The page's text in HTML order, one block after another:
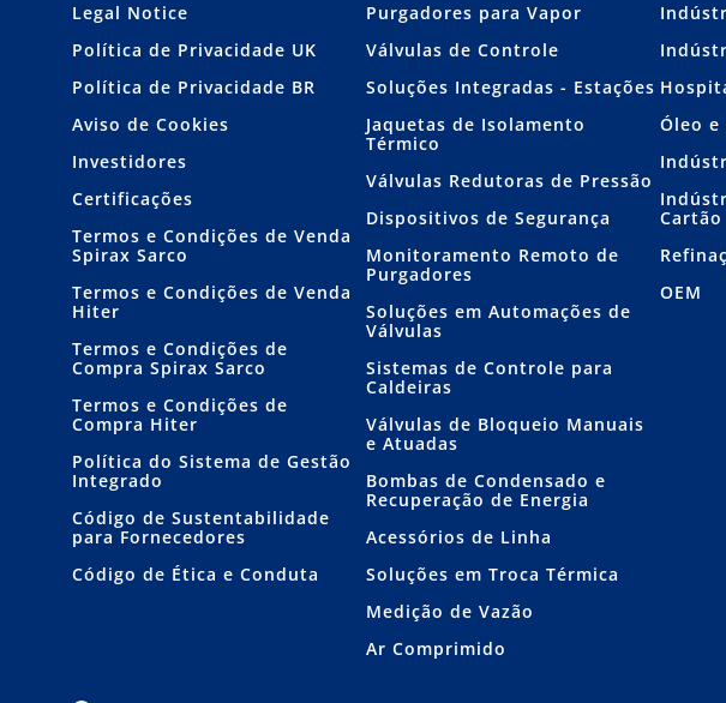
Legal Notice
Política de Privacidade UK
Política de Privacidade BR
Aviso de Cookies
Investidores
Certificações
Termos e Condições de Venda
Spirax Sarco
Termos e Condições de Venda
Hiter
Termos e Condições de
Compra Spirax Sarco
Termos e Condições de
Compra Hiter
Política do Sistema de Gestão
Integrado
Código de Sustentabilidade
para Fornecedores
Código de Ética e Conduta
Purgadores para Vapor
Válvulas de Controle
Soluções Integradas - Estações
Jaquetas de Isolamento
Térmico
Válvulas Redutoras de Pressão
Dispositivos de Segurança
Monitoramento Remoto de
Purgadores
Soluções em Automações de
Válvulas
Sistemas de Controle para
Caldeiras
Válvulas de Bloqueio Manuais
e Atuadas
Bombas de Condensado e
Recuperação de Energia
Acessórios de Linha
Soluções em Troca Térmica
Medição de Vazão
Ar Comprimido
Óleo e
Cartão
OEM